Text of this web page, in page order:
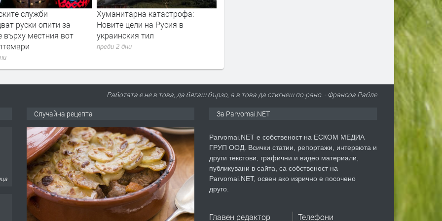
катастрофа:
цели на Русия в
тил
2 дни
Дрон с експлозив е открит на
летището в Лайпциг
преди 2 дни
Гърция ще се бори с
от космоса:
огнените стихии
преди 2 дни
Работата е не в това, да бягаш бързо, а в това да стигнеш по-рано. - Франсоа Рабле
Случайна рецепта За Parvomai.NET
Parvomai.NET е собственост на ЕСКОМ МЕДИА
ГРУП ООД. Всички статии, репортажи, интервюта и
други текстови, графични и видео материали,
публикувани в сайта, са собственост на
Parvomai.NET, освен ако изрично е посочено
друго.
Главен редактор Телефони